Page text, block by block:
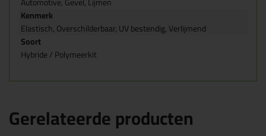
Kenmerk
Elastisch, Overschilderbaar, UV bestendig, Verlijmend
Soort
Hybride / Polymeerkit
Gerelateerde producten